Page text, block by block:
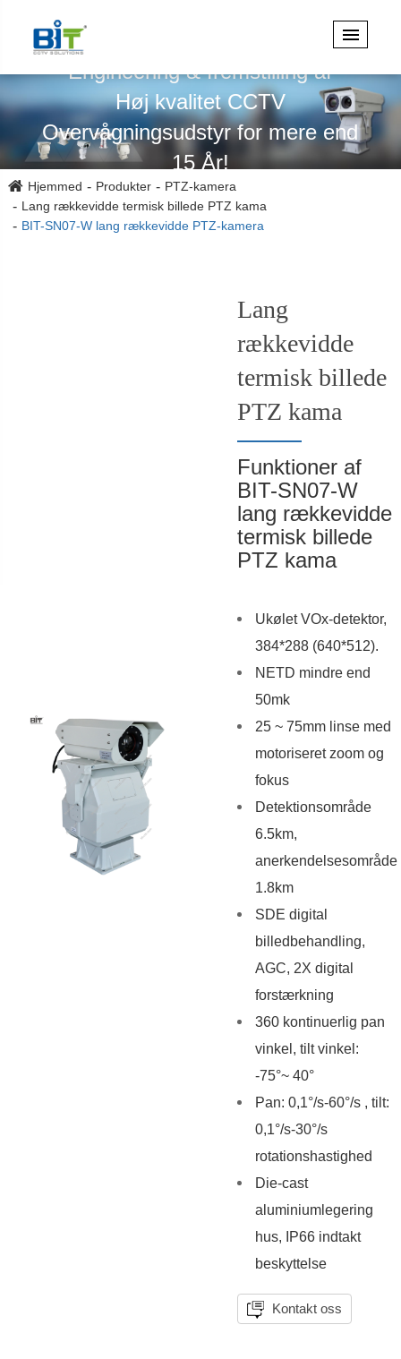
Engineering & fremstilling af
Høj kvalitet CCTV
Overvågningsudstyr for mere end
15 År!
Hjemmed Produkter
PTZ-kamera
Lang rækkevidde termisk billede PTZ kama
BIT-SN07-W lang rækkevidde PTZ-kamera
Lang
rækkevidde
termisk billede
PTZ kama
Funktioner af
BIT-SN07-W
lang rækkevidde
termisk billede
PTZ kama
Ukølet VOx-detektor,
384*288 (640*512).
NETD mindre end
50mk
25 ~ 75mm linse med
motoriseret zoom og
fokus
Detektionsområde
6.5km,
anerkendelsesområde
1.8km
SDE digital
billedbehandling,
AGC, 2X digital
forstærkning
360 kontinuerlig pan
vinkel, tilt vinkel:
-75°~ 40°
Pan: 0,1°/s-60°/s , tilt:
0,1°/s-30°/s
rotationshastighed
Die-cast
aluminiumlegering
hus, IP66 indtakt
beskyttelse
Kontakt oss